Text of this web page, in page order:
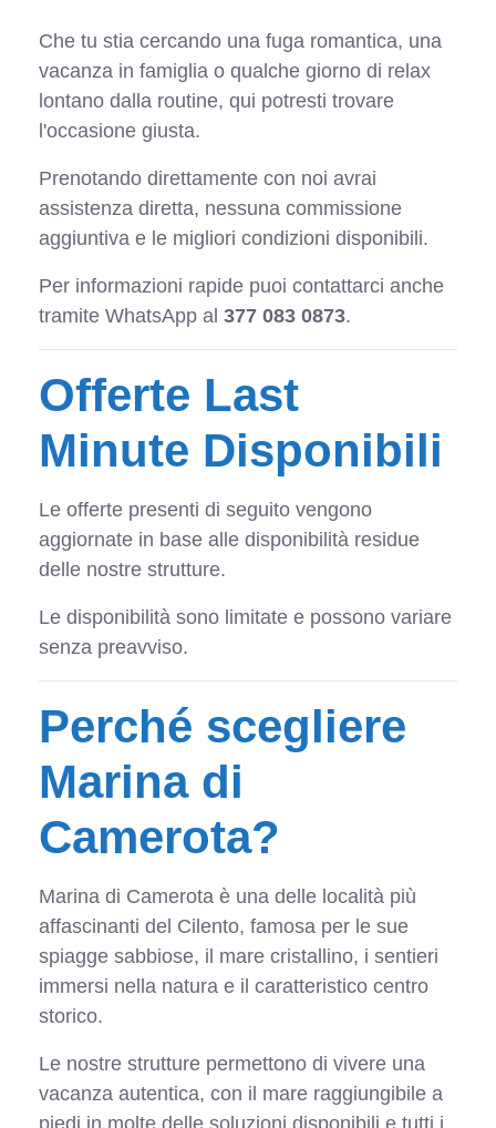
Che tu stia cercando una fuga romantica, una
vacanza in famiglia o qualche giorno di relax
lontano dalla routine, qui potresti trovare
l'occasione giusta.
Prenotando direttamente con noi avrai
assistenza diretta, nessuna commissione
aggiuntiva e le migliori condizioni disponibili.
Per informazioni rapide puoi contattarci anche
tramite WhatsApp al 377 083 0873.
Offerte Last
Minute Disponibili
Le offerte presenti di seguito vengono
aggiornate in base alle disponibilità residue
delle nostre strutture.
Le disponibilità sono limitate e possono variare
senza preavviso.
Perché scegliere
Marina di
Camerota?
Marina di Camerota è una delle località più
affascinanti del Cilento, famosa per le sue
spiagge sabbiose, il mare cristallino, i sentieri
immersi nella natura e il caratteristico centro
storico.
Le nostre strutture permettono di vivere una
vacanza autentica, con il mare raggiungibile a
piedi in molte delle soluzioni disponibili e tutti i